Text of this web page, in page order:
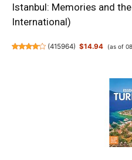
Istanbul: Memories and
International)
(415964) $14.94 (as of